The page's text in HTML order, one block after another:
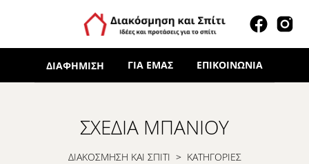
ΔΙΑΦΉΜΙΣΗ ΓΙΑ ΕΜΆΣ ΕΠΙΚΟΙΝΩΝΊΑ
ΣΧΈΔΙΑ ΜΠΆΝΙΟΥ
ΔΙΑΚΟΣΜΗΣΗ ΚΑΙ ΣΠΙΤΙ > ΚΑΤΗΓΟΡΙΕΣ